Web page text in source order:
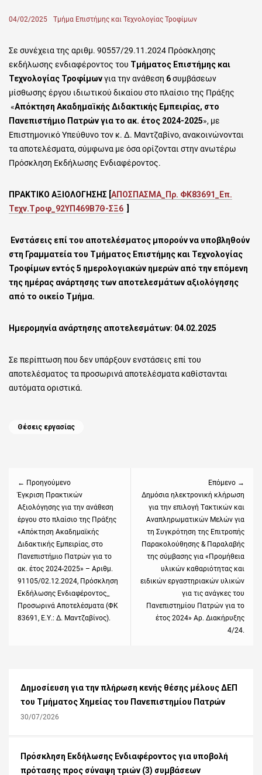
Posted
04/02/2025 Author
Τμήμα Επιστήμης και Τεχνολογίας Τροφίμων
Σε συνέχεια της αριθμ. 90557/29.11.2024 Πρόσκλησης
εκδήλωσης ενδιαφέροντος του Τμήματος Επιστήμης και
Τεχνολογίας Τροφίμωνγια την ανάθεση 6συμβάσεων
μίσθωσης έργου ιδιωτικού δικαίου στο πλαίσιο της Πράξης
«Απόκτηση Ακαδημαϊκής Διδακτικής Εμπειρίας, στο
Πανεπιστήμιο Πατρών για το ακ. έτος 2024-2025», με
Επιστημονικό Υπεύθυνο τον κ. Δ. Μαντζαβίνο, ανακοινώνονται
τα αποτελέσματα, σύμφωνα με όσα ορίζονται στην ανωτέρω
Πρόσκληση Εκδήλωσης Ενδιαφέροντος.
ΠΡΑΚΤΙΚΟ ΑΞΙΟΛΟΓΗΣΗΣ [ ΑΠΟΣΠΑΣΜΑ_Πρ. ΦΚ83691_Eπ.
Τεχν.Tροφ_92ΥΠ469Β7Θ-ΣΞ6
Ενστάσεις επί του αποτελέσματος μπορούν να υποβληθούν
στη Γραμματεία του Τμήματος Επιστήμης και Τεχνολογίας
Τροφίμων εντός 5 ημερολογιακών ημερών από την επόμενη
της ημέρας ανάρτησης των αποτελεσμάτων αξιολόγησης
από το οικείο Τμήμα.
Ημερομηνία ανάρτησης αποτελεσμάτων: 04.02.2025
Σε περίπτωση που δεν υπάρξουν ενστάσεις επί του
αποτελέσματος τα προσωρινά αποτελέσματα καθίστανται
αυτόματα οριστικά.
Categories
Θέσεις εργασίας
← Προηγούμενο
Previous
post:
Έγκριση Πρακτικών
Αξιολόγησης για την ανάθεση
έργου στο πλαίσιο της Πράξης
«Απόκτηση Ακαδημαϊκής
Διδακτικής Εμπειρίας, στο
Πανεπιστήμιο Πατρών για το
ακ. έτος 2024-2025» – Αριθμ.
91105/02.12.2024, Πρόσκληση
Εκδήλωσης Ενδιαφέροντος_
Προσωρινά Αποτελέσματα (ΦΚ
83691, Ε.Υ.: Δ. Μαντζαβίνος).
Επόμενο →
Next
post:
Δημόσια ηλεκτρονική κλήρωση
για την επιλογή Tακτικών και
Aναπληρωματικών Mελών για
τη Συγκρότηση της Επιτροπής
Παρακολούθησης & Παραλαβής
της σύμβασης για «Προμήθεια
υλικών καθαριότητας και
ειδικών εργαστηριακών υλικών
για τις ανάγκες του
Πανεπιστημίου Πατρών για το
έτος 2024» Αρ. Διακήρυξης
4/24.
Δημοσίευση για την πλήρωση κενής θέσης μέλους ΔΕΠ
του Τμήματος Χημείας του Πανεπιστημίου Πατρών
30/07/2026
Πρόσκληση Εκδήλωσης Ενδιαφέροντος για υποβολή
πρότασης προς σύναψη τριών (3) συμβάσεων